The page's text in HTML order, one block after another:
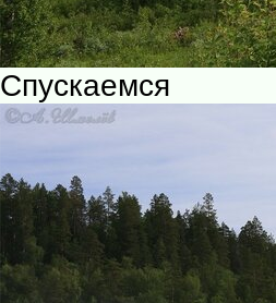
Спускаемся